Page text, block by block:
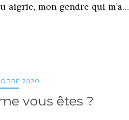
aigrie, mon gendre qui m’a…
2020
vous êtes ?